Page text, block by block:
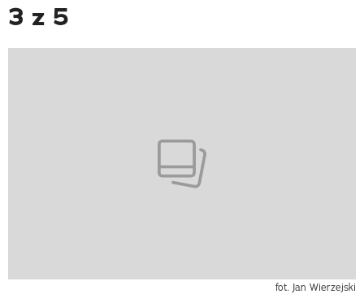
3 z 5
fot. Jan Wierzejski